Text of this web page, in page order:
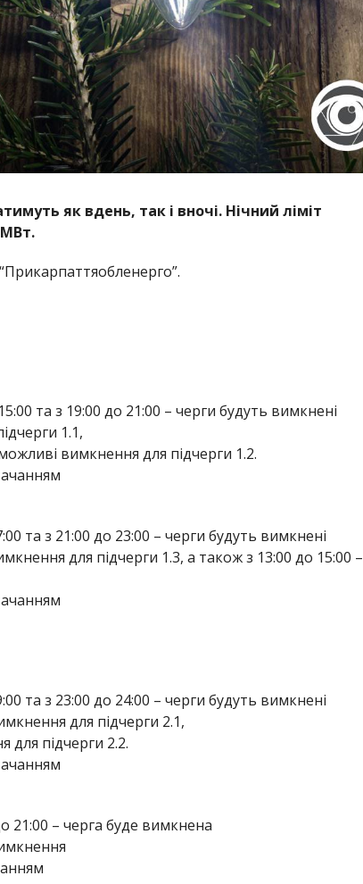
як вдень, так і вночі. Нічний ліміт
та з 19:00 до 21:00 – черги будуть вимкнені
1.1,
вимкнення для підчерги 1.2.
та з 21:00 до 23:00 – черги будуть вимкнені
для підчерги 1.3, а також з 13:00 до 15:00 –
та з 23:00 до 24:00 – черги будуть вимкнені
для підчерги 2.1,
для підчерги 2.2.
21:00 – черга буде вимкнена